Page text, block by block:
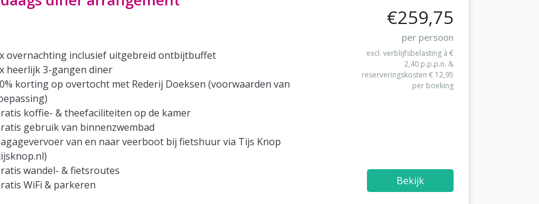
€259,75
per persoon
overnachting inclusief uitgebreid ontbijtbuffet
heerlijk 3-gangen diner
korting op overtocht met Rederij Doeksen (voorwaarden van
koffie- & theefaciliteiten op de kamer
gebruik van binnenzwembad
van en naar veerboot bij fietshuur via Tijs Knop
wandel- & fietsroutes
WiFi & parkeren
excl. verblijfsbelasting à €
2,40 p.p.p.n. &
reserveringskosten € 12,95
per boeking
Bekijk